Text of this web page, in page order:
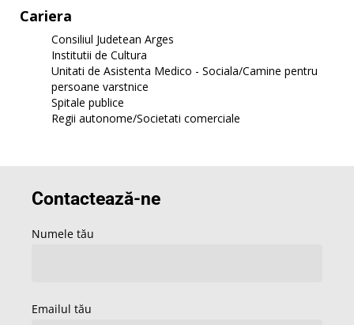
Cariera
Consiliul Judetean Arges
Institutii de Cultura
Unitati de Asistenta Medico - Sociala/Camine pentru
persoane varstnice
Spitale publice
Regii autonome/Societati comerciale